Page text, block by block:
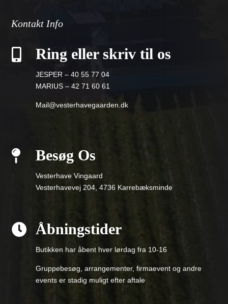
Kontakt Info
 Ring eller skriv til os
JESPER – 40 55 77 04
MARIUS – 42 71 60 61
Mail@vesterhavegaarden.dk
 Besøg Os
Vesterhave Vingaard
Vesterhavevej 204, 4736 Karrebæksminde
 Åbningstider
Butikken har åbent hver lørdag fra 10-16
Gruppebesøg, arrangementer, firmaevent og andre
events er stadig muligt efter aftale